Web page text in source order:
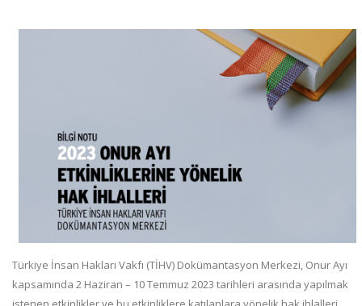
Türkiye İnsan Hakları Vakfı (TİHV) Dokümantasyon Merkezi, Onur Ayı
kapsamında 2 Haziran – 10 Temmuz 2023 tarihleri arasında yapılmak